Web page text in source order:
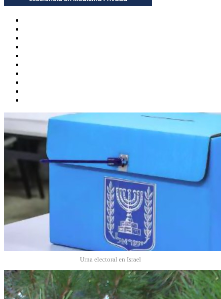
Urna electoral en Israel